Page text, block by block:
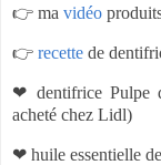
👉 ma vidéo
👉 recette de
❤ dentifrice Pulpe
acheté chez Lidl)
❤ huile essentielle de